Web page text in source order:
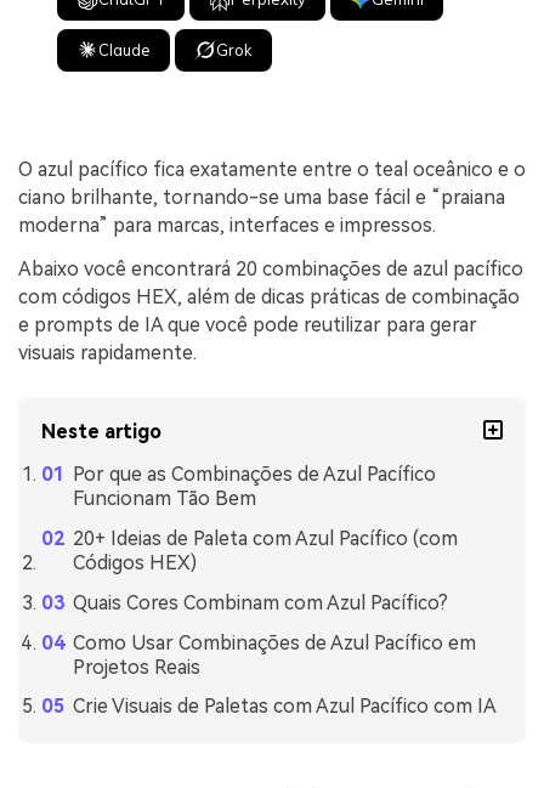
Claude Grok
O azul pacífico fica exatamente entre o teal oceânico e o
ciano brilhante, tornando-se uma base fácil e “praiana
moderna” para marcas, interfaces e impressos.
Abaixo você encontrará 20 combinações de azul pacífico
com códigos HEX, além de dicas práticas de combinação
e prompts de IA que você pode reutilizar para gerar
visuais rapidamente.
Neste artigo
Por que as Combinações de Azul Pacífico
Funcionam Tão Bem
20+ Ideias de Paleta com Azul Pacífico (com
Códigos HEX)
Quais Cores Combinam com Azul Pacífico?
Como Usar Combinações de Azul Pacífico em
Projetos Reais
Crie Visuais de Paletas com Azul Pacífico com IA